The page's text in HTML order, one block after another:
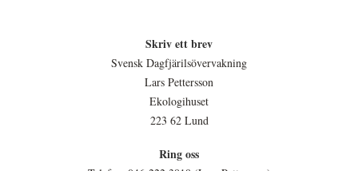
Skriv ett brev
Svensk Dagfjärilsövervakning
Lars Pettersson
Ekologihuset
223 62 Lund
Ring oss